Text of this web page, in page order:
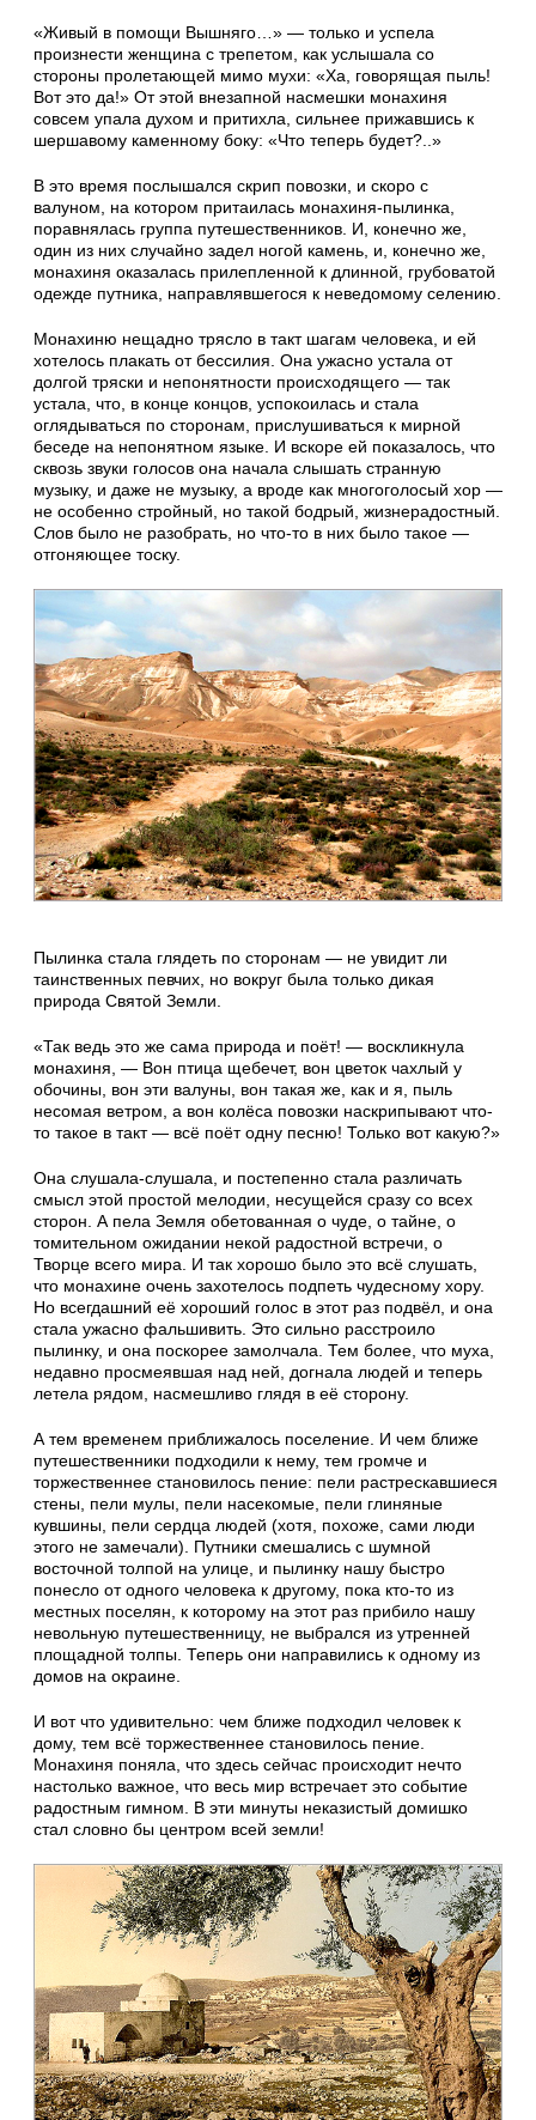
«Живый в помощи Вышняго…» — только и успела
произнести женщина с трепетом, как услышала со
стороны пролетающей мимо мухи: «Ха, говорящая пыль!
Вот это да!» От этой внезапной насмешки монахиня
совсем упала духом и притихла, сильнее прижавшись к
шершавому каменному боку: «Что теперь будет?..»
В это время послышался скрип повозки, и скоро с
валуном, на котором притаилась монахиня-пылинка,
поравнялась группа путешественников. И, конечно же,
один из них случайно задел ногой камень, и, конечно же,
монахиня оказалась прилепленной к длинной, грубоватой
одежде путника, направлявшегося к неведомому селению.
Монахиню нещадно трясло в такт шагам человека, и ей
хотелось плакать от бессилия. Она ужасно устала от
долгой тряски и непонятности происходящего — так
устала, что, в конце концов, успокоилась и стала
оглядываться по сторонам, прислушиваться к мирной
беседе на непонятном языке. И вскоре ей показалось, что
сквозь звуки голосов она начала слышать странную
музыку, и даже не музыку, а вроде как многоголосый хор —
не особенно стройный, но такой бодрый, жизнерадостный.
Слов было не разобрать, но что-то в них было такое —
отгоняющее тоску.
Пылинка стала глядеть по сторонам — не увидит ли
таинственных певчих, но вокруг была только дикая
природа Святой Земли.
«Так ведь это же сама природа и поёт! — воскликнула
монахиня, — Вон птица щебечет, вон цветок чахлый у
обочины, вон эти валуны, вон такая же, как и я, пыль
несомая ветром, а вон колёса повозки наскрипывают что-
то такое в такт — всё поёт одну песню! Только вот какую?»
Она слушала-слушала, и постепенно стала различать
смысл этой простой мелодии, несущейся сразу со всех
сторон. А пела Земля обетованная о чуде, о тайне, о
томительном ожидании некой радостной встречи, о
Творце всего мира. И так хорошо было это всё слушать,
что монахине очень захотелось подпеть чудесному хору.
Но всегдашний её хороший голос в этот раз подвёл, и она
стала ужасно фальшивить. Это сильно расстроило
пылинку, и она поскорее замолчала. Тем более, что муха,
недавно просмеявшая над ней, догнала людей и теперь
летела рядом, насмешливо глядя в её сторону.
А тем временем приближалось поселение. И чем ближе
путешественники подходили к нему, тем громче и
торжественнее становилось пение: пели растрескавшиеся
стены, пели мулы, пели насекомые, пели глиняные
кувшины, пели сердца людей (хотя, похоже, сами люди
этого не замечали). Путники смешались с шумной
восточной толпой на улице, и пылинку нашу быстро
понесло от одного человека к другому, пока кто-то из
местных поселян, к которому на этот раз прибило нашу
невольную путешественницу, не выбрался из утренней
площадной толпы. Теперь они направились к одному из
домов на окраине.
И вот что удивительно: чем ближе подходил человек к
дому, тем всё торжественнее становилось пение.
Монахиня поняла, что здесь сейчас происходит нечто
настолько важное, что весь мир встречает это событие
радостным гимном. В эти минуты неказистый домишко
стал словно бы центром всей земли!